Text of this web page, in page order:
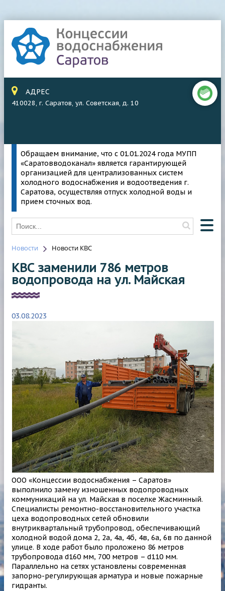
АДРЕС
410028, г. Саратов, ул. Советская, д. 10
Обращаем внимание, что с 01.01.2024 года МУПП
«Саратовводоканал» является гарантирующей
организацией для централизованных систем
холодного водоснабжения и водоотведения г.
Саратова, осуществляя отпуск холодной воды и
прием сточных вод.
О ВОДОСНАБЖЕНИИ
О ВОДООТВЕДЕНИИ
Новости Новости КВС
КВС заменили 786 метров
водопровода на ул. Майская
03.08.2023
ООО «Концессии водоснабжения – Саратов»
выполнило замену изношенных водопроводных
коммуникаций на ул. Майская в поселке Жасминный.
Специалисты ремонтно-восстановительного участка
цеха водопроводных сетей обновили
внутриквартальный трубопровод, обеспечивающий
холодной водой дома 2, 2а, 4а, 4б, 4в, 6а, 6в по данной
улице. В ходе работ было проложено 86 метров
трубопровода d160 мм, 700 метров – d110 мм.
Параллельно на сетях установлены современная
запорно-регулирующая арматура и новые пожарные
гидранты.